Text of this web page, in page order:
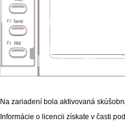
Na zariadení bola aktivovaná
Informácie o licencii získate v časti